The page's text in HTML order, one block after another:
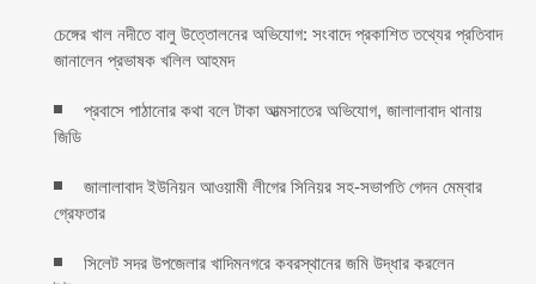
চেঙ্গের খাল নদীতে বালু উত্তোলনের অভিযোগ: সংবাদে প্রকাশিত তথ্যের প্রতিবাদ
জানালেন প্রভাষক খলিল আহমদ
প্রবাসে পাঠানোর কথা বলে টাকা আত্মসাতের অভিযোগ, জালালাবাদ থানায়
জিডি ‎
জালালাবাদ ইউনিয়ন আওয়ামী লীগের সিনিয়র সহ-সভাপতি গেদন মেম্বার
গ্রেফতার
সিলেট সদর উপজেলার খাদিমনগরে কবরস্থানের জমি উদ্ধার করলেন